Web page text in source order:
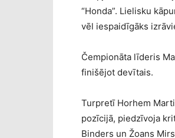
“Honda”. Lielisku
vēl iespaidīgāks
Čempionāta līderis
finišējot devītais.
Turpretī Horhem
pozīcijā, piedzīvoja
Binders un Žoans